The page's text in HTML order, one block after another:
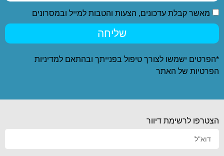
מאשר קבלת עדכונים, הצעות והטבות למייל ובמסרונים
שליחה
*הפרטים ישמשו לצורך טיפול בפנייתך ובהתאם למדיניות
הפרטיות של האתר
הצטרפו לרשימת דיוור